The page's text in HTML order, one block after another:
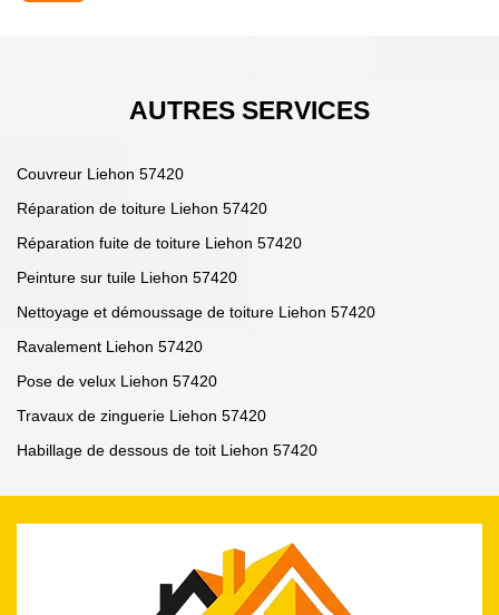
AUTRES SERVICES
Couvreur Liehon 57420
Réparation de toiture Liehon 57420
Réparation fuite de toiture Liehon 57420
Peinture sur tuile Liehon 57420
Nettoyage et démoussage de toiture Liehon 57420
Ravalement Liehon 57420
Pose de velux Liehon 57420
Travaux de zinguerie Liehon 57420
Habillage de dessous de toit Liehon 57420